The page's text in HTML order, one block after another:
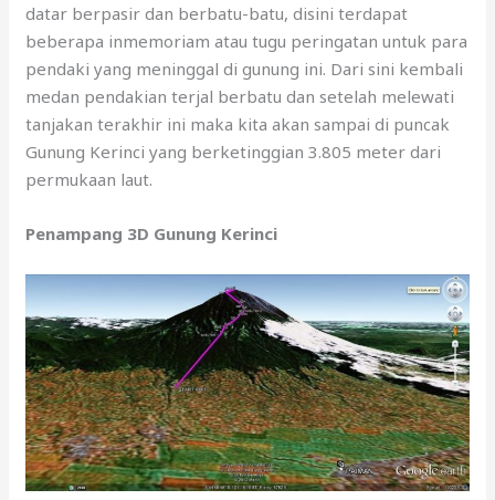
datar berpasir dan berbatu-batu, disini terdapat
beberapa inmemoriam atau tugu peringatan untuk para
pendaki yang meninggal di gunung ini. Dari sini kembali
medan pendakian terjal berbatu dan setelah melewati
tanjakan terakhir ini maka kita akan sampai di puncak
Gunung Kerinci yang berketinggian 3.805 meter dari
permukaan laut.
Penampang 3D Gunung Kerinci